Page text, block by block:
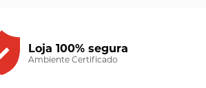
Loja 100% segura
Ambiente Certificado